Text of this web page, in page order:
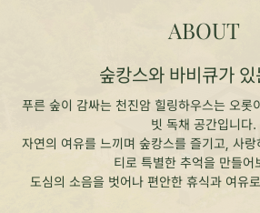
ABOUT
숲캉스와 바비큐가
푸른 숲이 감싸는 천진암 힐링하우스는 오롯
빗 독채 공간입니다.
자연의 여유를 느끼며 숲캉스를 즐기고, 사
티로 특별한 추억을 만들어
도심의 소음을 벗어나 편안한 휴식과 여유